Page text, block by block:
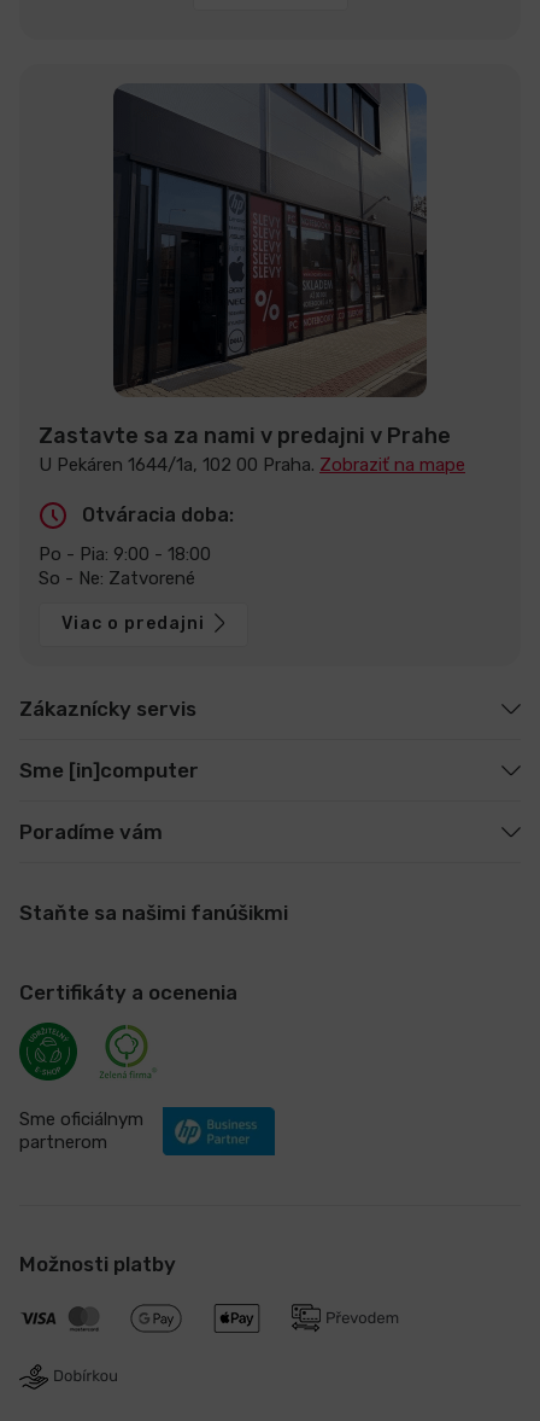
Zastavte sa za nami v predajni v Prahe
U Pekáren 1644/1a, 102 00 Praha. Zobraziť na mape
Otváracia doba:
Po - Pia: 9:00 - 18:00
So - Ne: Zatvorené
Viac o predajni
Zákaznícky servis
Sme [in]computer
Poradíme vám
Staňte sa našimi fanúšikmi
Certifikáty a ocenenia
Sme oficiálnym
partnerom
Možnosti platby